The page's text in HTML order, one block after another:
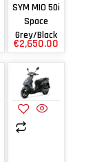
SYM MIO 50i
Space
Grey/Black
€2,650.00